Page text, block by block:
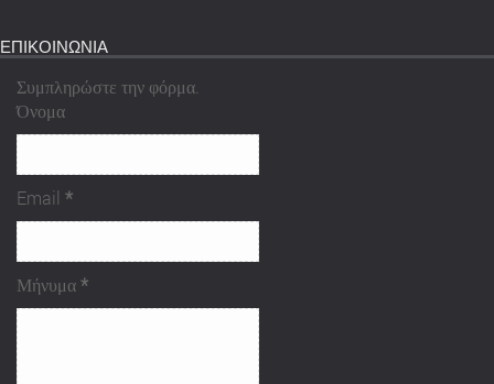
ΕΠΙΚΟΙΝΩΝΙΑ
Συμπληρώστε την φόρμα.
Όνομα
Email *
Μήνυμα*